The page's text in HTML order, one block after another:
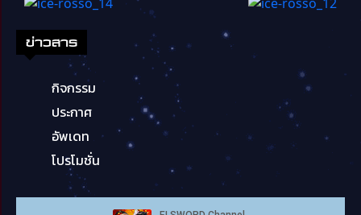
ข่าวสาร
กิจกรรม
ประกาศ
อัพเดท
โปรโมชั่น